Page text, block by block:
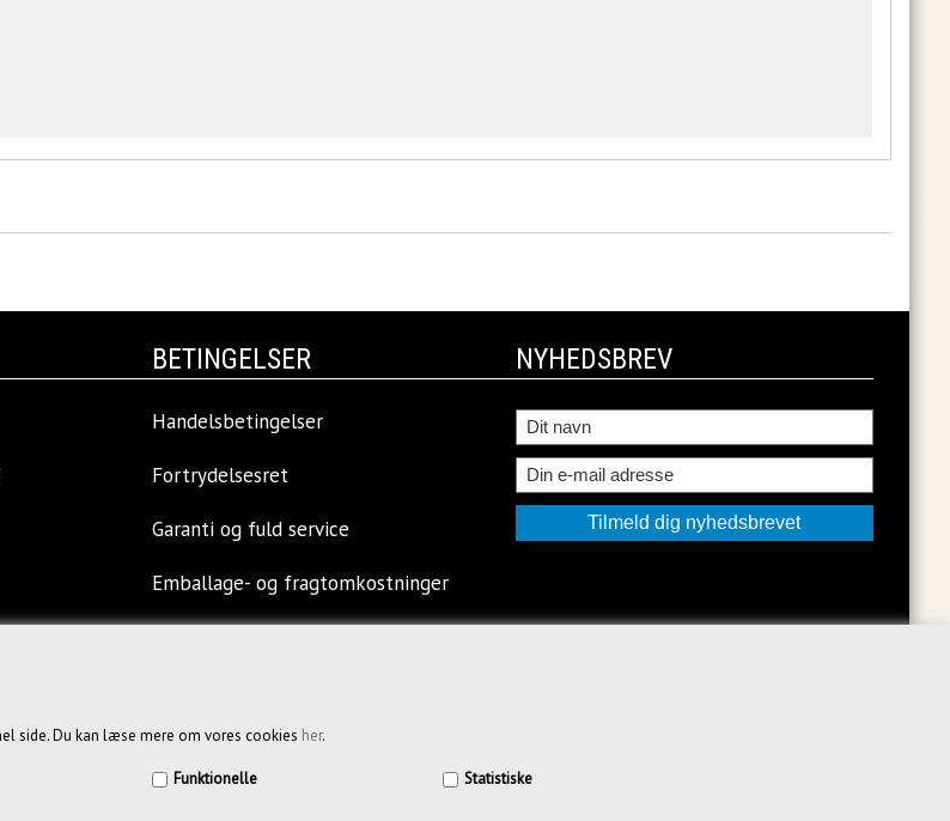
side. Du kan læse mere om vores cookies her.
Funktionelle Statistiske
BETINGELSER
Handelsbetingelser
Fortrydelsesret
Garanti og fuld service
Emballage- og fragtomkostninger
Vejledende priser
NYHEDSBREV